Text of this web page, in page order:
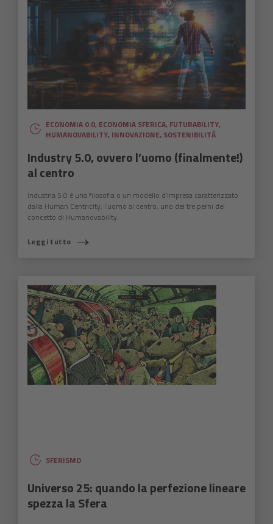
ECONOMIA 0.0, ECONOMIA SFERICA, FUTURABILITY,
HUMANOVABILITY, INNOVAZIONE, SOSTENIBILITÀ
Industry 5.0, ovvero l’uomo (finalmente!)
al centro
Industria 5.0 è una filosofia o un modello d’impresa caratterizzato
dalla Human Centricity, l’uomo al centro, uno dei tre perni del
concetto di Humanovability.
Leggi tutto
SFERISMO
Universo 25: quando la perfezione lineare
spezza la Sfera